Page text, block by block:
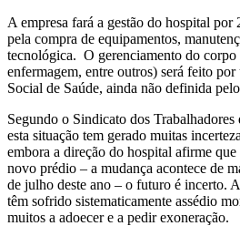
A empresa fará a gestão do hospital por
pela compra de equipamentos,
tecnológica. O gerenciamento do corpo
enfermagem, entre outros) será feito
Social de Saúde, ainda não definida
Segundo o Sindicato dos Trabalhadores
esta situação tem gerado muitas
embora a direção do hospital afirme
novo prédio – a mudança acontece de
de julho deste ano – o futuro é incerto.
têm sofrido sistematicamente assédio
muitos a adoecer e a pedir exoneração.